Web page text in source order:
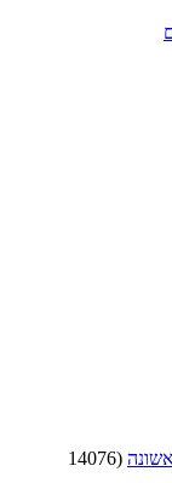
(14076